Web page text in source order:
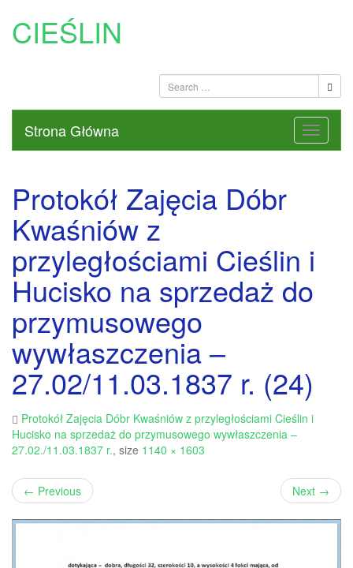
CIEŚLIN
Strona Główna
Protokół Zajęcia Dóbr
Kwaśniów z
przyległościami Cieślin i
Hucisko na sprzedaż do
przymusowego
wywłaszczenia –
27.02/11.03.1837 r. (24)
Protokół Zajęcia Dóbr Kwaśniów z przyległościami Cieślin i
Hucisko na sprzedaż do przymusowego wywłaszczenia –
27.02./11.03.1837 r., size 1140 × 1603
← Previous Next →